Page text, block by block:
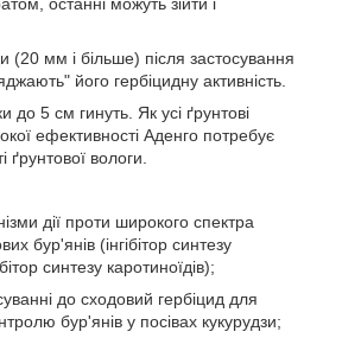
останні можуть зійти і
(20 мм і більше) після застосування
його гербіцидну активність.
до 5 см гинуть. Як усі ґрунтові
ефективності Аденго потребує
ґрунтової вологи.
дії проти широкого спектра
бур'янів (інгібітор синтезу
синтезу каротиноїдів);
до сходовий гербіцид для
бур'янів у посівах кукурудзи;